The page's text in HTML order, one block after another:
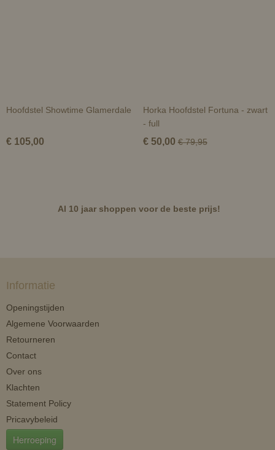
Hoofdstel Showtime Glamerdale
€ 105,00
Horka Hoofdstel Fortuna - zwart
- full
€ 50,00 € 79,95
Al 10 jaar shoppen voor de beste prijs!
Informatie
Openingstijden
Algemene Voorwaarden
Retourneren
Contact
Over ons
Klachten
Statement Policy
Pricavybeleid
Herroeping